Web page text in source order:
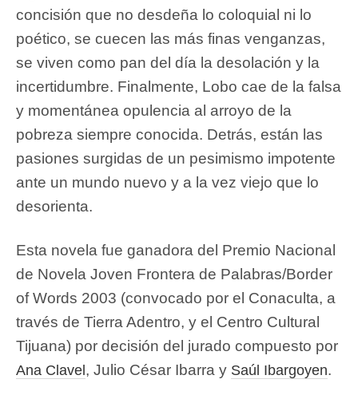
concisión que no desdeña lo coloquial ni lo
poético, se cuecen las más finas venganzas,
se viven como pan del día la desolación y la
incertidumbre. Finalmente, Lobo cae de la falsa
y momentánea opulencia al arroyo de la
pobreza siempre conocida. Detrás, están las
pasiones surgidas de un pesimismo impotente
ante un mundo nuevo y a la vez viejo que lo
desorienta.
Esta novela fue ganadora del Premio Nacional
de Novela Joven Frontera de Palabras/Border
of Words 2003 (convocado por el Conaculta, a
través de Tierra Adentro, y el Centro Cultural
Tijuana) por decisión del jurado compuesto por
Ana Clavel, Julio César Ibarra y Saúl Ibargoyen.